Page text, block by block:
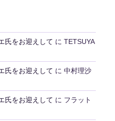
氏をお迎えして に TETSUYA
氏をお迎えして に 中村理沙
氏をお迎えして に フラット